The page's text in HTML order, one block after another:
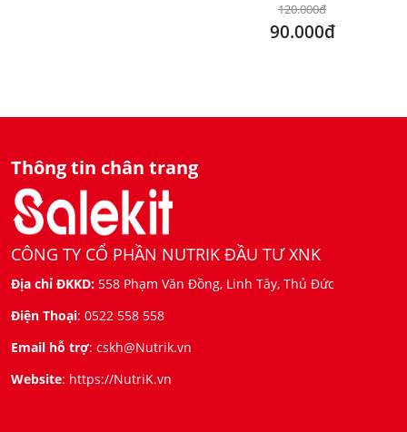
90.000đ
120.000đ
Thông tin chân trang
CÔNG TY CỔ PHẦN NUTRIK ĐẦU TƯ XNK
Địa chỉ ĐKKD: 558 Phạm Văn Đồng, Linh Tây, Thủ Đức
Điện Thoại: 0522 558 558
Email hỗ trợ: cskh@Nutrik.vn
Website: https://NutriK.vn